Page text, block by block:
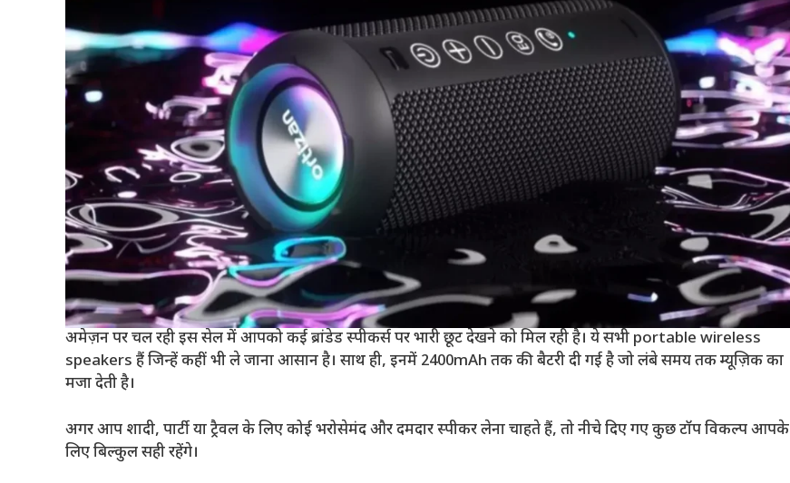
अमेज़न पर चल रही इस सेल में आपको कई ब्रांडेड स्पीकर्स पर भारी छूट देखने को मिल रही है। ये सभी portable wireless
speakers हैं जिन्हें कहीं भी ले जाना आसान है। साथ ही, इनमें 2400mAh तक की बैटरी दी गई है जो लंबे समय तक म्यूज़िक का
मजा देती है।
अगर आप शादी, पार्टी या ट्रैवल के लिए कोई भरोसेमंद और दमदार स्पीकर लेना चाहते हैं, तो नीचे दिए गए कुछ टॉप विकल्प आपके
लिए बिल्कुल सही रहेंगे।